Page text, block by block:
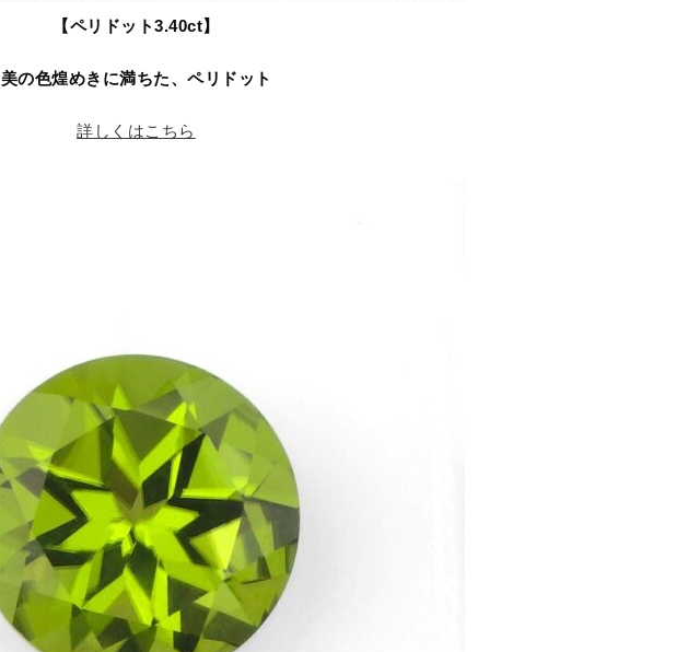
【ペリドット3.40ct】
美の色煌めきに満ちた、ペリドット
詳しくはこちら